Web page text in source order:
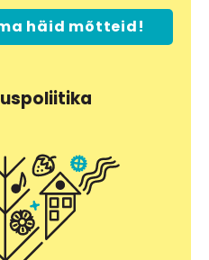
häid mõtteid!